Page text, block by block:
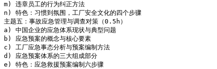
m) 违章员工的行为纠正方法
n) 特色：习惯到氛围，工厂安全文化的四个步骤
主题五：事故应急管理与调查对策（0.5h）
a) 中国企业的应急体系现状与典型问题
b) 应急预案的概念与核心要素
c) 工厂应急事态分析与预案编制方法
d) 应急预案体系的三大组成部分
e) 特色：应急救援预案编制六步骤